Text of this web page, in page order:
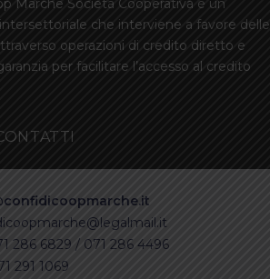
Marche Società Cooperativa è un
che interviene a favore delle
operazioni di credito diretto e
per facilitare l’accesso al credito
286 6829 / 071 286 4496
291 1069